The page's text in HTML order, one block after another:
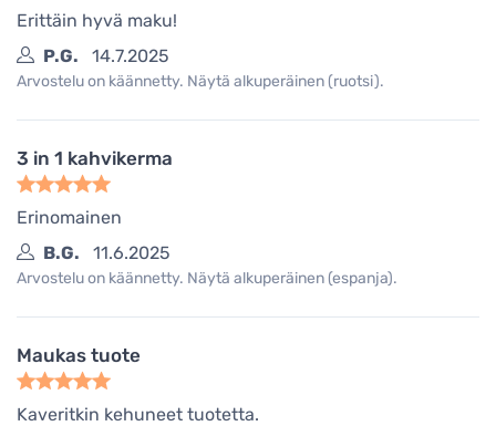
Erittäin hyvä maku!
P.G.
14.7.2025
Arvostelu on käännetty. Näytä alkuperäinen (ruotsi).
3 in 1 kahvikerma
Erinomainen
B.G.
11.6.2025
Arvostelu on käännetty. Näytä alkuperäinen (espanja).
Maukas tuote
Kaveritkin kehuneet tuotetta.